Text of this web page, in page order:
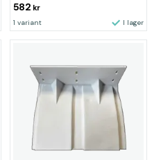
582 kr
1 variant I lager